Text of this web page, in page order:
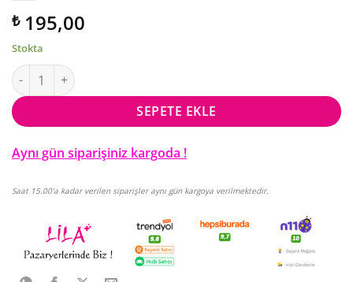
₺195,00
Stokta
Mayituz Sarımsaklı Tuz 90 Gr adet
SEPETE EKLE
Aynı gün siparişiniz kargoda !
Saat 15.00'a kadar verilen siparişler aynı gün kargoya verilmektedir.